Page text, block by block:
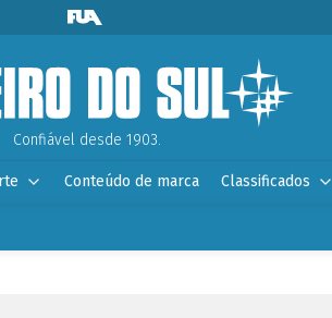
Confiável desde 1903.
Conteúdo de marca Classificados